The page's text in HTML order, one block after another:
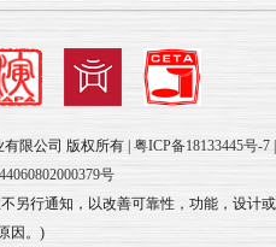
限公司 版权所有 | 粤ICP备18133445号-7
号
另行通知，以改善可靠性，功能，设计或
因。)